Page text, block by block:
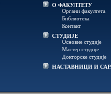
О ФАКУЛТЕТУ
Органи факултета
Библиотека
Контакт
СТУДИЈЕ
Основне студије
Мастер студије
Докторске студије
НАСТАВНИЦИ И